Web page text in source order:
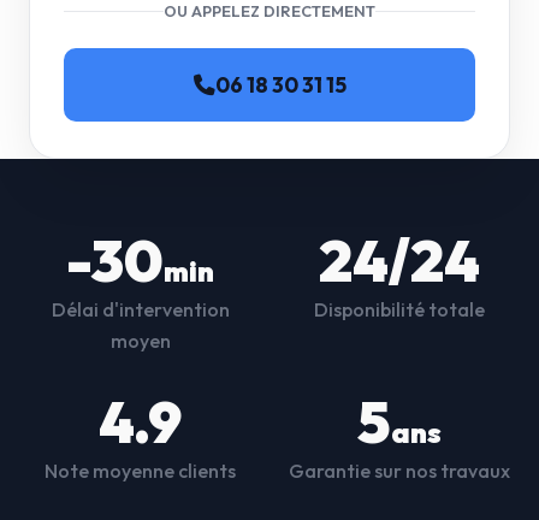
OU APPELEZ DIRECTEMENT
06 18 30 31 15
-30min
Délai d'intervention
moyen
24/24
Disponibilité totale
4.9
Note moyenne clients
5ans
Garantie sur nos travaux